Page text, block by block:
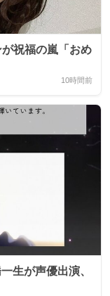
祝福の嵐「おめ
10時間前
生が声優出演、